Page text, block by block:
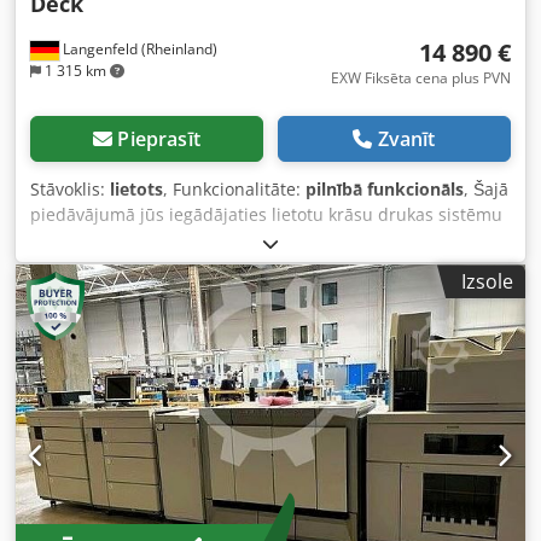
Langenfeld (Rheinland)
1 315 km
14 890 €
EXW Fiksēta cena plus PVN
Pieprasīt Zvanīt
Stāvoklis: lietots, Funkcionalitāte: pilnībā funkcionāls, Šajā
piedāvājumā jūs iegādājaties lietotu krāsu drukas sistēmu
“Canon imagePRESS V800”. Pārdošanas objekts: 1 x Canon
imagePRESS V800 ar šādu komplektāciju: ieskaitot Fiery
E500-06 Chodpfx Ajzl Sg Rscgsa ieskaitot Booklet-Finisher-
AG1 ieskaitot Paper Deck Multi-drawer ieskaitot divpusējo
automātisko dokumentu padevi (Duplex ADF / R-ADF) Vai
nepieciešama atšķirīga komplektācija? To var viegli
konfigurēt atbilstoši jūsu vēlmēm. Sazinieties ar mums!
Rādītāju vērtības: Kopā: aptuveni 335 512 lapas Krāsu:
aptuveni 188 426 lapas Melnbaltā: aptuveni 147 086 lapas
Stāvoklis: Šis piedāvājums attiecas uz lietotu ierīci, kurai
var būt redzamas lietošanas pazīmes (nelieli skrāpējumi
vai dzeltēšana). Ierīce ir pārbaudīta, lai pārliecinātos par
Izsole